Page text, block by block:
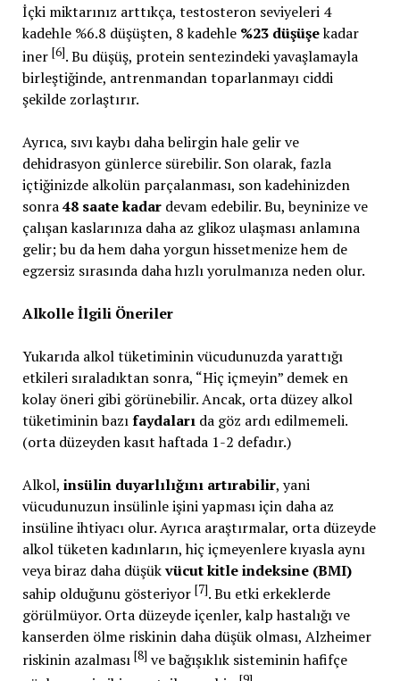
İçki miktarınız arttıkça, testosteron seviyeleri 4
kadehle %6.8 düşüşten, 8 kadehle %23 düşüşekadar
iner [6]. Bu düşüş, protein sentezindeki yavaşlamayla
birleştiğinde, antrenmandan toparlanmayı ciddi
şekilde zorlaştırır.
Ayrıca, sıvı kaybı daha belirgin hale gelir ve
dehidrasyon günlerce sürebilir. Son olarak, fazla
içtiğinizde alkolün parçalanması, son kadehinizden
sonra48 saate kadardevam edebilir. Bu, beyninize ve
çalışan kaslarınıza daha az glikoz ulaşması anlamına
gelir; bu da hem daha yorgun hissetmenize hem de
egzersiz sırasında daha hızlı yorulmanıza neden olur.
Alkolle İlgili Öneriler
Yukarıda alkol tüketiminin vücudunuzda yarattığı
etkileri sıraladıktan sonra, “Hiç içmeyin” demek en
kolay öneri gibi görünebilir. Ancak, orta düzey alkol
tüketiminin bazıfaydalarıda göz ardı edilmemeli.
(orta düzeyden kasıt haftada 1-2 defadır.)
Alkol, insülin duyarlılığını artırabilir, yani
vücudunuzun insülinle işini yapması için daha az
insüline ihtiyacı olur. Ayrıca araştırmalar, orta düzeyde
alkol tüketen kadınların, hiç içmeyenlere kıyasla aynı
veya biraz daha düşükvücut kitle indeksine (BMI)
sahip olduğunu gösteriyor [7]. Bu etki erkeklerde
görülmüyor. Orta düzeyde içenler, kalp hastalığı ve
kanserden ölme riskinin daha düşük olması, Alzheimer
riskinin azalması [8] ve bağışıklık sisteminin hafifçe